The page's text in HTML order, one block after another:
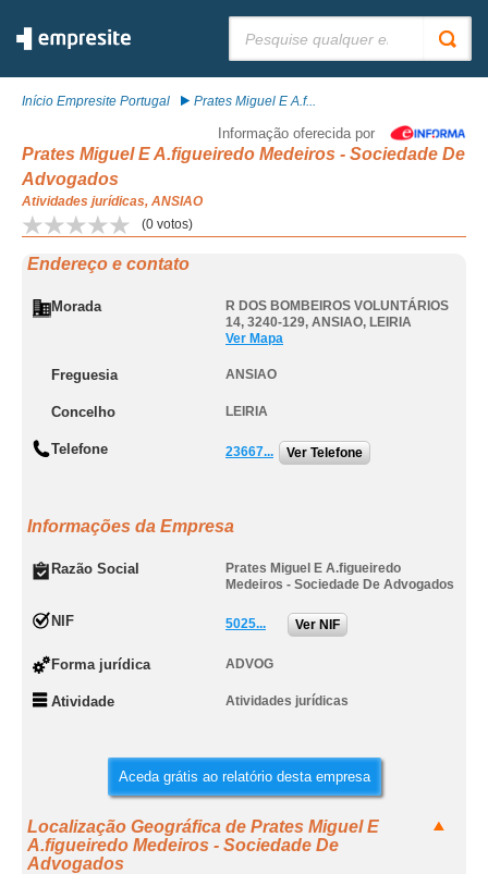
Início Empresite Portugal Prates Miguel E A.f...
Informação oferecida por
Prates Miguel E A.figueiredo Medeiros - Sociedade De
Advogados
Atividades jurídicas, ANSIAO
(0 votos)
Endereço e contato
Morada
R DOS BOMBEIROS VOLUNTÁRIOS
14, 3240-129, ANSIAO, LEIRIA
Ver Mapa
Freguesia ANSIAO
Concelho LEIRIA
Telefone 23667... Ver Telefone
Informações da Empresa
Razão Social
Prates Miguel E A.figueiredo
Medeiros - Sociedade De Advogados
NIF 5025... Ver NIF
Forma jurídica ADVOG
Atividade Atividades jurídicas
Aceda grátis ao relatório desta empresa
Localização Geográfica de Prates Miguel E
A.figueiredo Medeiros - Sociedade De
Advogados